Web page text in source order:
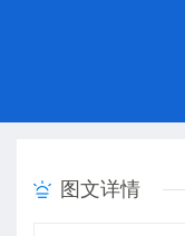
图文详情